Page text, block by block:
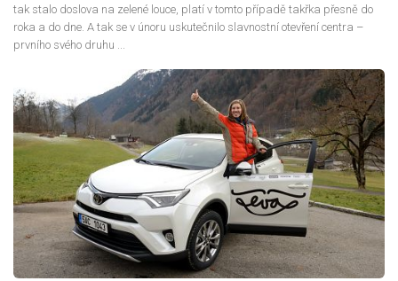
tak stalo doslova na zelené louce, platí v tomto případě takřka přesně do
roka a do dne. A tak se v únoru uskutečnilo slavnostní otevření centra –
prvního svého druhu ...